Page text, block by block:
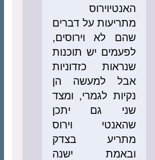
האנטיוירוס
מתריעות על דברים
שהם לא וירוסים,
לפעמים יש תוכנות
שנראות כזדוניות
אבל למעשה הן
נקיות לגמרי, ומצד
שני גם יתכן
שהאנטי וירוס
מתריע בצדק
ובאמת ישנה